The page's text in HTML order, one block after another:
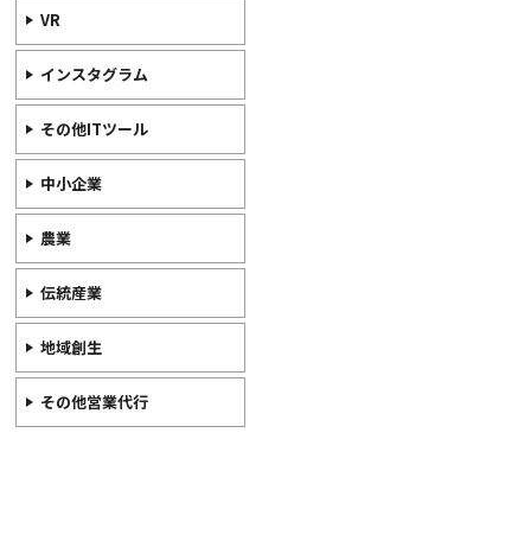
VR
インスタグラム
その他ITツール
中小企業
農業
伝統産業
地域創生
その他営業代行